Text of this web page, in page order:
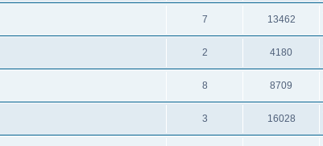
7 13462
2 4180
8 8709
3 16028